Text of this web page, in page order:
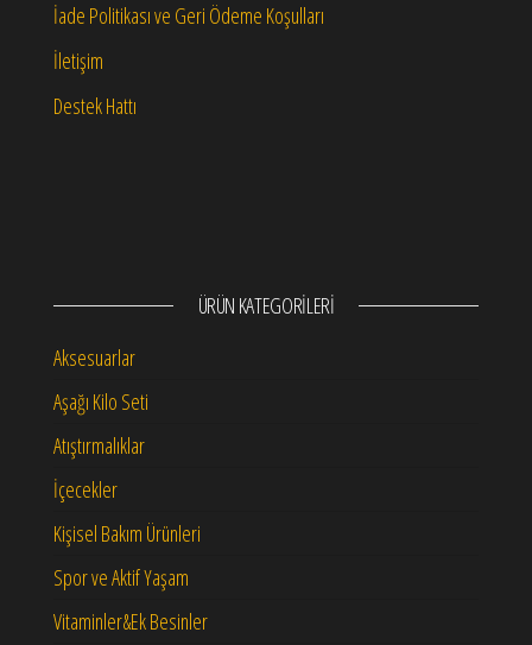
İade Politikası ve Geri Ödeme Koşulları
İletişim
Destek Hattı
ÜRÜN KATEGORILERI
Aksesuarlar
Aşağı Kilo Seti
Atıştırmalıklar
İçecekler
Kişisel Bakım Ürünleri
Spor ve Aktif Yaşam
Vitaminler&Ek Besinler